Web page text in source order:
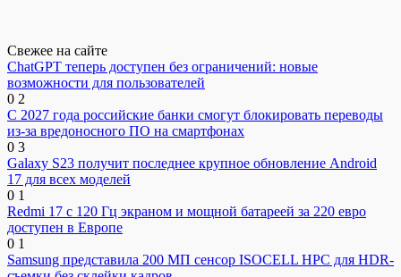
Свежее на сайте
ChatGPT теперь доступен без ограничений: новые
возможности для пользователей
0 2
С 2027 года российские банки смогут блокировать переводы
из-за вредоносного ПО на смартфонах
0 3
Galaxy S23 получит последнее крупное обновление Android
17 для всех моделей
0 1
Redmi 17 с 120 Гц экраном и мощной батареей за 220 евро
доступен в Европе
0 1
Samsung представила 200 МП сенсор ISOCELL HPC для HDR-